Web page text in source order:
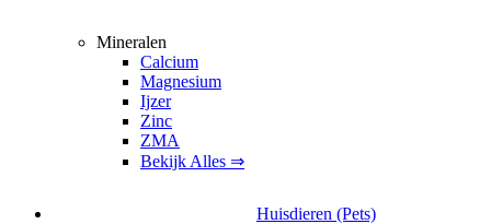
Mineralen
Calcium
Magnesium
Ijzer
Zinc
ZMA
Bekijk Alles ⇒
Huisdieren (Pets)